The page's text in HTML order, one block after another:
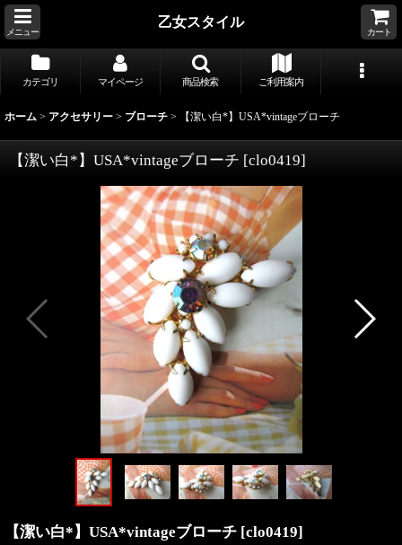
メニュー
乙女スタイル
カート
カテゴリ マイページ 商品検索 ご利用案内
ホーム > アクセサリー > ブローチ > 【潔い白*】USA*vintageブローチ
【潔い白*】USA*vintageブローチ [clo0419]
【潔い白*】USA*vintageブローチ [clo0419]